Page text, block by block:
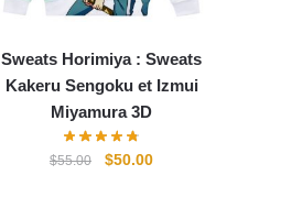
Sweats Horimiya : Sweats
Kakeru Sengoku et Izmui
Miyamura 3D
$55.00
Le
$50.00Le